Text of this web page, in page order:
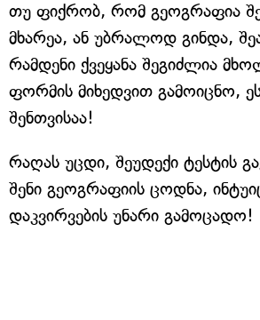
თუ ფიქრობ, რომ გეოგრაფია
მხარეა, ან უბრალოდ გინდა,
რამდენი ქვეყანა შეგიძლია
ფორმის მიხედვით გამოიცნო,
შენთვისაა!
რაღას უცდი, შეუდექი ტესტის
შენი გეოგრაფიის ცოდნა,
დაკვირვების უნარი გამოცადო!